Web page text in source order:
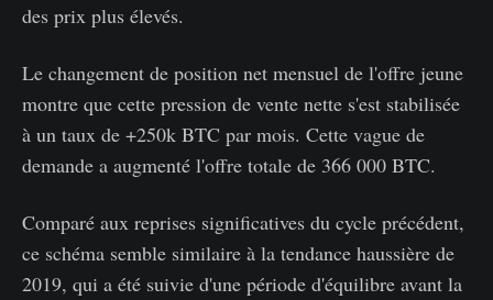
des prix plus élevés.
Le changement de position net mensuel de l'offre jeune
montre que cette pression de vente nette s'est stabilisée
à un taux de +250k BTC par mois. Cette vague de
demande a augmenté l'offre totale de 366 000 BTC.
Comparé aux reprises significatives du cycle précédent,
ce schéma semble similaire à la tendance haussière de
2019, qui a été suivie d'une période d'équilibre avant la